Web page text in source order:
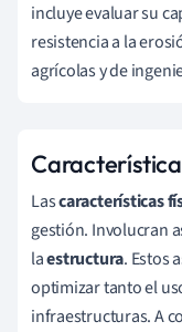
incluye evaluar su
resistencia a la
agrícolas y de
Lascaracterísticas
gestión. Involucran
laestructura. Estos
optimizar tanto el
infraestructuras. A